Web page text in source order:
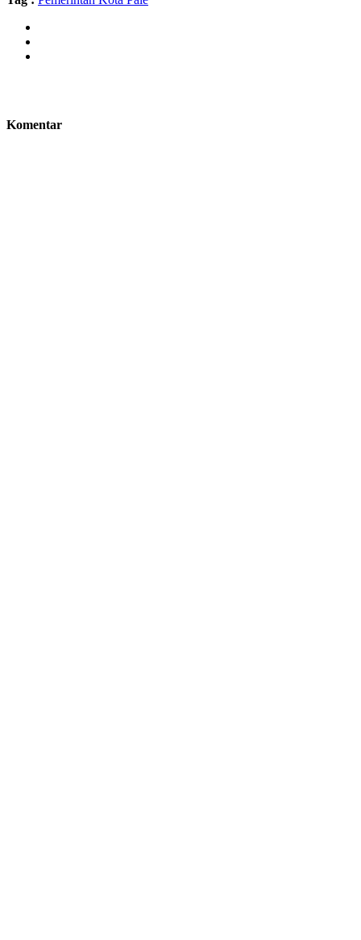
Komentar